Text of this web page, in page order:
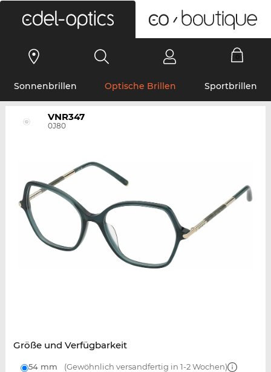
Sonnenbrillen Optische Brillen Sportbrillen
VNR347
0J80
Größe und Verfügbarkeit
54 mm (Gewöhnlich versandfertig in 1-2 Wochen)